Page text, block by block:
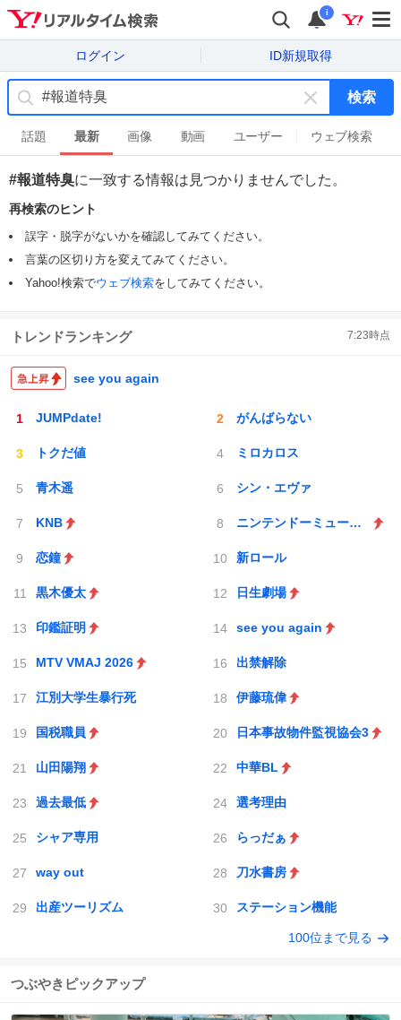
i
ログイン ID新規取得
キ
ー
ワ
ー
検索
話題 最新 画像 動画 ユーザー ウェブ検索
#報道特臭に一致する情報は見つかりませんでした。
再検索のヒント
誤字・脱字がないかを確認してみてください。
言葉の区切り方を変えてみてください。
Yahoo!検索でウェブ検索をしてみてください。
トレンドランキング 7:23時点
see you again
JUMPdate! がんばらない
トクだ値 ミロカロス
青木遥 シン・エヴァ
KNB ニンテンドーミュージアム
恋鐘 新ロール
黒木優太 日生劇場
印鑑証明 see you again
MTV VMAJ 2026 出禁解除
江別大学生暴行死 伊藤琉偉
国税職員 日本事故物件監視協会3
山田陽翔 中華BL
過去最低 選考理由
シャア専用 らっだぁ
way out 刀水書房
出産ツーリズム ステーション機能
100位まで見る
つぶやきピックアップ